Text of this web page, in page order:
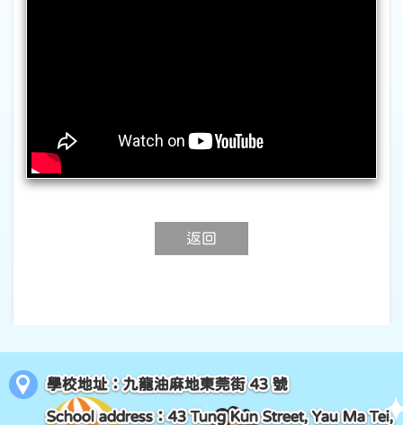
返回
學校地址：九龍油麻地東莞街 43 號
School address：43 Tung Kun Street, Yau Ma Tei,